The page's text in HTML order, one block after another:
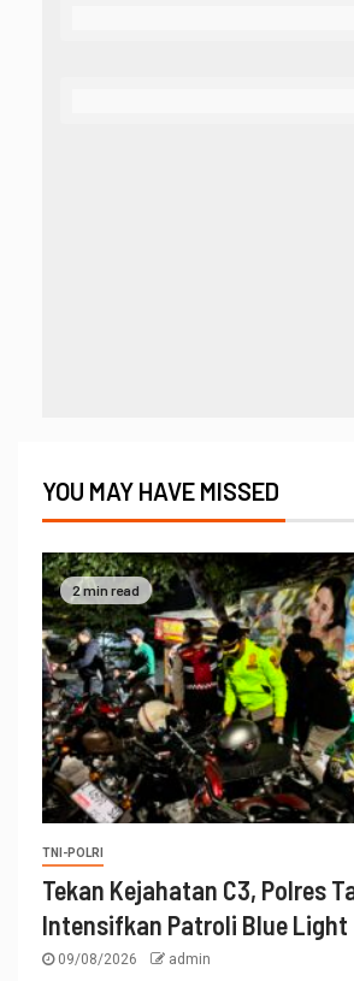
YOU MAY HAVE MISSED
2 min read
TNI-POLRI
Tekan Kejahatan C3, Polres
Intensifkan Patroli Blue Light
09/08/2026 admin